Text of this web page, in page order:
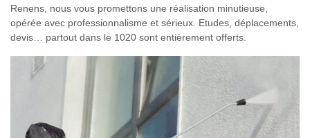
Renens, nous vous promettons une réalisation minutieuse,
opérée avec professionnalisme et sérieux. Etudes, déplacements,
devis… partout dans le 1020 sont entièrement offerts.